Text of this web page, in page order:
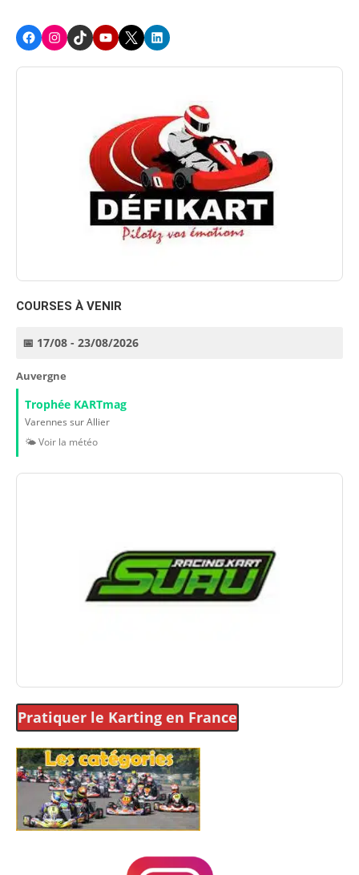
FacebookInstagram
TikTokYoutube
X LinkedIn
COURSES À VENIR
📅 17/08 - 23/08/2026
Auvergne
Trophée KARTmag
Varennes sur Allier
🌤️ Voir la météo
Pratiquer le Karting en France